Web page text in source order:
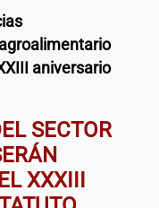
aniversario
SECTOR
XXXIII